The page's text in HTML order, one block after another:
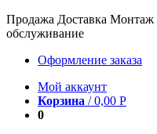
Продажа Доставка Монтаж
обслуживание
Оформление заказа
Мой аккаунт
Корзина /0,00 Р
0